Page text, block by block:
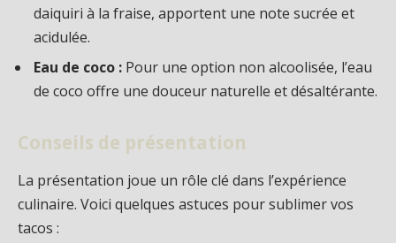
daiquiri à la fraise, apportent une note sucrée et
acidulée.
Eau de coco : Pour une option non alcoolisée, l’eau
de coco offre une douceur naturelle et désaltérante.
Conseils de présentation
La présentation joue un rôle clé dans l’expérience
culinaire. Voici quelques astuces pour sublimer vos
tacos :